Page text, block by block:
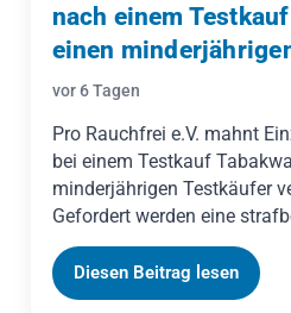
nach einem
einen
vor 6 Tagen
Pro Rauchfrei e.V. mahnt
bei einem Testkauf
minderjährigen Testkäufer
Gefordert werden eine
Unterlassungserklärung
Ersatz der Abmahnkosten.
Abmahnung ein und zeigt,
Diesen Beitrag lesen